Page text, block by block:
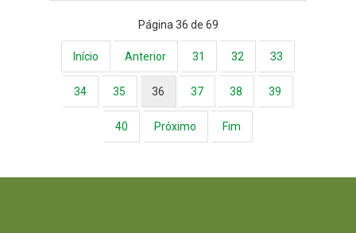
Página 36 de 69
Início Anterior 31 32 33
34 35 36 37 38 39
40 Próximo Fim